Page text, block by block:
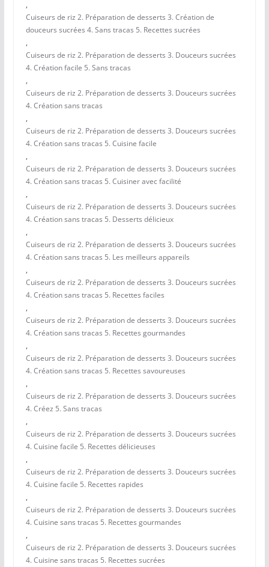
,
Cuiseurs de riz 2. Préparation de desserts 3. Création de
douceurs sucrées 4. Sans tracas 5. Recettes sucrées
,
Cuiseurs de riz 2. Préparation de desserts 3. Douceurs sucrées
4. Création facile 5. Sans tracas
,
Cuiseurs de riz 2. Préparation de desserts 3. Douceurs sucrées
4. Création sans tracas
,
Cuiseurs de riz 2. Préparation de desserts 3. Douceurs sucrées
4. Création sans tracas 5. Cuisine facile
,
Cuiseurs de riz 2. Préparation de desserts 3. Douceurs sucrées
4. Création sans tracas 5. Cuisiner avec facilité
,
Cuiseurs de riz 2. Préparation de desserts 3. Douceurs sucrées
4. Création sans tracas 5. Desserts délicieux
,
Cuiseurs de riz 2. Préparation de desserts 3. Douceurs sucrées
4. Création sans tracas 5. Les meilleurs appareils
,
Cuiseurs de riz 2. Préparation de desserts 3. Douceurs sucrées
4. Création sans tracas 5. Recettes faciles
,
Cuiseurs de riz 2. Préparation de desserts 3. Douceurs sucrées
4. Création sans tracas 5. Recettes gourmandes
,
Cuiseurs de riz 2. Préparation de desserts 3. Douceurs sucrées
4. Création sans tracas 5. Recettes savoureuses
,
Cuiseurs de riz 2. Préparation de desserts 3. Douceurs sucrées
4. Créez 5. Sans tracas
,
Cuiseurs de riz 2. Préparation de desserts 3. Douceurs sucrées
4. Cuisine facile 5. Recettes délicieuses
,
Cuiseurs de riz 2. Préparation de desserts 3. Douceurs sucrées
4. Cuisine facile 5. Recettes rapides
,
Cuiseurs de riz 2. Préparation de desserts 3. Douceurs sucrées
4. Cuisine sans tracas 5. Recettes gourmandes
,
Cuiseurs de riz 2. Préparation de desserts 3. Douceurs sucrées
4. Cuisine sans tracas 5. Recettes sucrées